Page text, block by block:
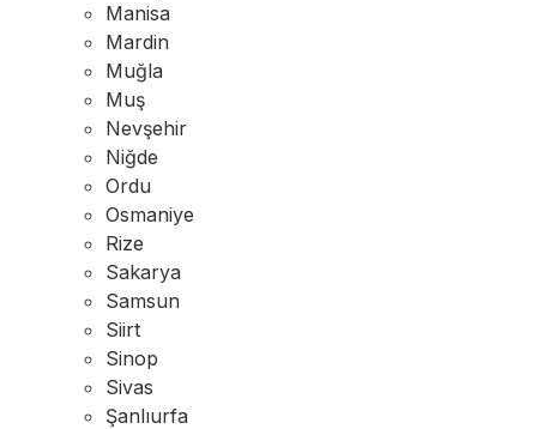
Manisa
Mardin
Muğla
Muş
Nevşehir
Niğde
Ordu
Osmaniye
Rize
Sakarya
Samsun
Siirt
Sinop
Sivas
Şanlıurfa